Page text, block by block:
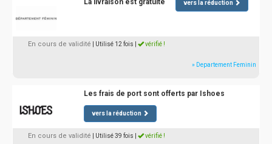
La livraison est gratuite vers la réduction
En cours de validité | Utilisé 12 fois vérifié !
» Departement Feminin
Les frais de port sont offerts par Ishoes
vers la réduction
En cours de validité | Utilisé 39 fois vérifié !